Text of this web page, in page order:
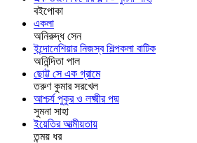
বইপোকা
একলা
অনিরুদ্ধ সেন
ইন্দোনেশিয়ার নিজস্ব শিল্পকলা বাটিক
অনিন্দিতা পাল
ছোট্ট সে এক গ্রামে
তরুণ কুমার সরখেল
আশ্চর্য পুকুর ও লক্ষ্মীর পদ্ম
সুমনা সাহা
ইয়েতির আত্মীয়তায়
তন্ময় ধর